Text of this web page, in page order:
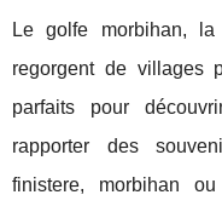
Le golfe morbihan,
regorgent de villages
parfaits pour
rapporter des
finistere, morbihan